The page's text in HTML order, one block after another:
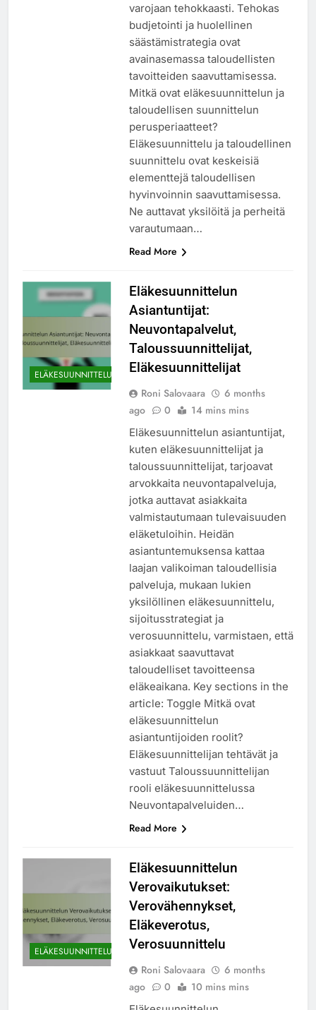
varojaan tehokkaasti. Tehokas
budjetointi ja huolellinen
säästämistrategia ovat
avainasemassa taloudellisten
tavoitteiden saavuttamisessa.
Mitkä ovat eläkesuunnittelun ja
taloudellisen suunnittelun
perusperiaatteet?
Eläkesuunnittelu ja taloudellinen
suunnittelu ovat keskeisiä
elementtejä taloudellisen
hyvinvoinnin saavuttamisessa.
Ne auttavat yksilöitä ja perheitä
varautumaan…
Read More
ELÄKESUUNNITTELU
Eläkesuunnittelun
Asiantuntijat:
Neuvontapalvelut,
Taloussuunnittelijat,
Eläkesuunnittelijat
Roni Salovaara
6 months
ago
0 14 mins mins
Eläkesuunnittelun asiantuntijat,
kuten eläkesuunnittelijat ja
taloussuunnittelijat, tarjoavat
arvokkaita neuvontapalveluja,
jotka auttavat asiakkaita
valmistautumaan tulevaisuuden
eläketuloihin. Heidän
asiantuntemuksensa kattaa
laajan valikoiman taloudellisia
palveluja, mukaan lukien
yksilöllinen eläkesuunnittelu,
sijoitusstrategiat ja
verosuunnittelu, varmistaen, että
asiakkaat saavuttavat
taloudelliset tavoitteensa
eläkeaikana. Key sections in the
article: Toggle Mitkä ovat
eläkesuunnittelun
asiantuntijoiden roolit?
Eläkesuunnittelijan tehtävät ja
vastuut Taloussuunnittelijan
rooli eläkesuunnittelussa
Neuvontapalveluiden…
Read More
ELÄKESUUNNITTELU
Eläkesuunnittelun
Verovaikutukset:
Verovähennykset,
Eläkeverotus,
Verosuunnittelu
Roni Salovaara
6 months
ago
0 10 mins mins